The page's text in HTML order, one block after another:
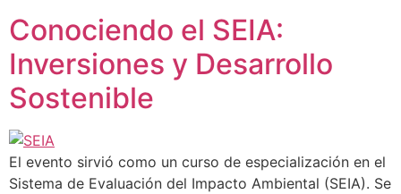
Conociendo el SEIA:
Inversiones y Desarrollo
Sostenible
El evento sirvió como un curso de especialización en el
Sistema de Evaluación del Impacto Ambiental (SEIA). Se